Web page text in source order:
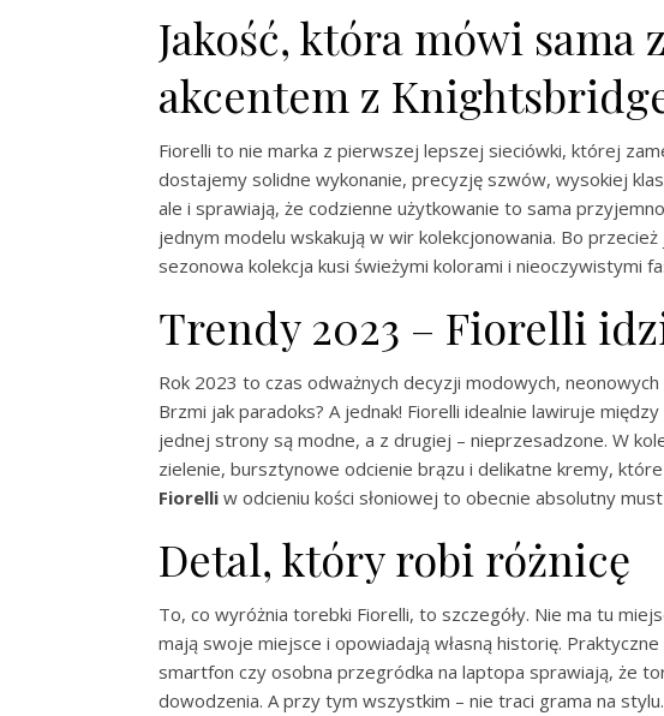
Jakość, która mówi sama
akcentem z
Fiorelli to nie marka z pierwszej lepszej sieciówki, której
dostajemy solidne wykonanie, precyzję szwów, wysokiej
ale i sprawiają, że codzienne użytkowanie to sama
jednym modelu wskakują w wir kolekcjonowania. Bo
sezonowa kolekcja kusi świeżymi kolorami i nieoczywistymi
Trendy 2023 – Fiorelli
Rok 2023 to czas odważnych decyzji modowych,
Brzmi jak paradoks? A jednak! Fiorelli idealnie lawiruje
jednej strony są modne, a z drugiej – nieprzesadzone. W
zielenie, bursztynowe odcienie brązu i delikatne kremy,
Fiorelli w odcieniu kości słoniowej to obecnie absolutny
Detal, który robi różnicę
To, co wyróżnia torebki Fiorelli, to szczegóły. Nie ma tu
mają swoje miejsce i opowiadają własną historię.
smartfon czy osobna przegródka na laptopa sprawiają, że
dowodzenia. A przy tym wszystkim – nie traci grama na